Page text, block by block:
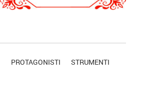
PROTAGONISTI STRUMENTI